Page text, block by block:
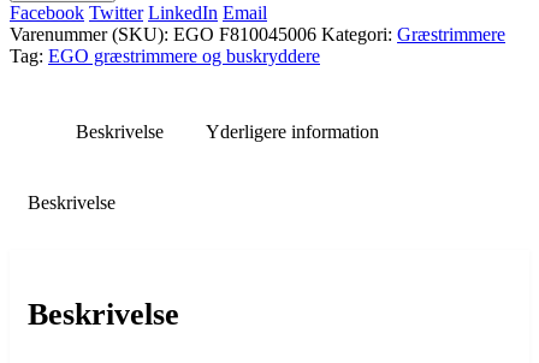
Facebook Twitter LinkedIn Email
Varenummer (SKU): EGO F810045006 Kategori: Græstrimmere
Tag: EGO græstrimmere og buskryddere
Beskrivelse Yderligere information
Beskrivelse
Beskrivelse